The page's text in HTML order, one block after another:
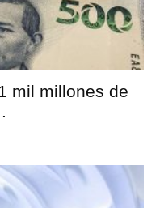
mil millones de